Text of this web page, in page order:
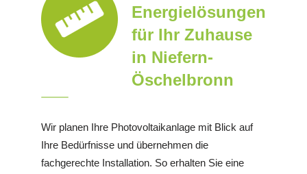
Energielösungen
für Ihr Zuhause
in Niefern-
Öschelbronn
Wir planen Ihre Photovoltaikanlage mit Blick auf
Ihre Bedürfnisse und übernehmen die
fachgerechte Installation. So erhalten Sie eine